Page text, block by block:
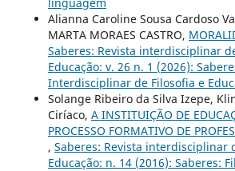
Alianna Caroline Sousa Cardoso
MARTA MORAES CASTRO,
Saberes: Revista interdisciplinar
Educação: v. 26 n. 1 (2026):
Interdisciplinar de Filosofia e
Solange Ribeiro da Silva Izepe,
Ciríaco, A INSTITUIÇÃO DE
PROCESSO FORMATIVO DE
, Saberes: Revista interdisciplinar
Educação: n. 14 (2016): Saberes: